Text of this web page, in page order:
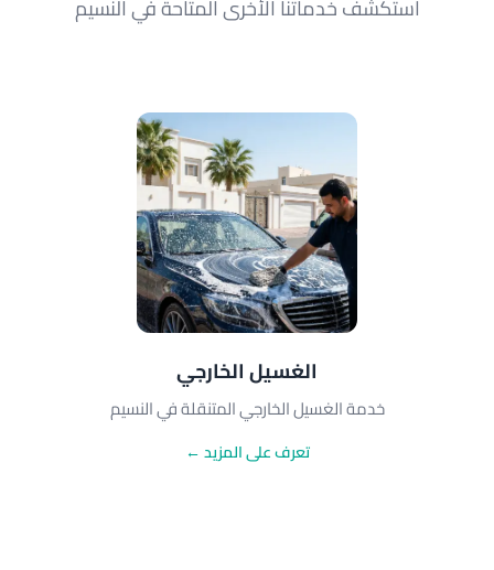
استكشف خدماتنا الأخرى المتاحة في النسيم
الغسيل الخارجي
خدمة الغسيل الخارجي المتنقلة في النسيم
تعرف على المزيد ←